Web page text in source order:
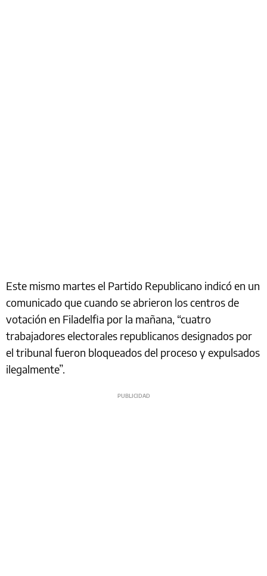
Este mismo martes el Partido Republicano indicó en un
comunicado que cuando se abrieron los centros de
votación en Filadelfia por la mañana, “cuatro
trabajadores electorales republicanos designados por
el tribunal fueron bloqueados del proceso y expulsados
ilegalmente”.